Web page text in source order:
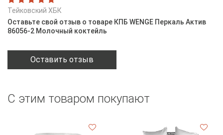
Тейковский ХБК
Оставьте свой отзыв о товаре КПБ WENGE Перкаль Актив
86056-2 Молочный коктейль
Оставить отзыв
С этим товаром покупают